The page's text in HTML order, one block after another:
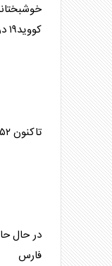
کووید۱۹ در بخش‌های مراقبت‌های ویژه بیمارستان‌ها تحت مراقبت قرار دارند.
تاکنون ۵۲ میلیون و ۳۱۷ هزار و ۲۰۷ آزمایش تشخیص کووید۱۹ در کشور انجام شده است.
فارس